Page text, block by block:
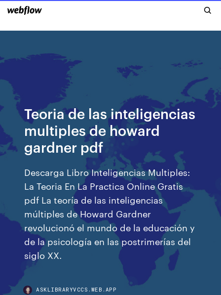
Teoria de las inteligencias
multiples de howard
gardner pdf
Descarga Libro Inteligencias Multiples:
La Teoria En La Practica Online Gratis
pdf La teoría de las inteligencias
múltiples de Howard Gardner
revolucionó el mundo de la educación y
de la psicología en las postrimerías del
siglo XX.
ASKLIBRARYVCCS.WEB.APP